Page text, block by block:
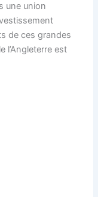
une union
de ces grandes
l’Angleterre est